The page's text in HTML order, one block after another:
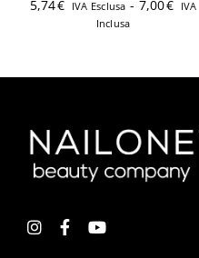
5,74€ IVA Esclusa - 7,00€ IVA
Inclusa